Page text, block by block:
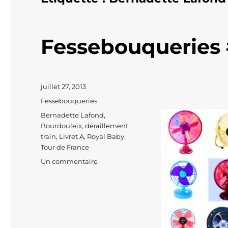
Fessebouqueries
Publié
juillet 27, 2013
Catégories
Fessebouqueries
Étiquettes
Bernadette Lafond,
Bourdouleix,déraillement
train, Livret A, Royal Baby,
Tour de France
Un commentairesur